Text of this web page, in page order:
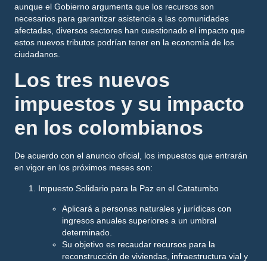
aunque el Gobierno argumenta que los recursos son
necesarios para garantizar asistencia a las comunidades
afectadas, diversos sectores han cuestionado el impacto que
estos nuevos tributos podrían tener en la economía de los
ciudadanos.
Los tres nuevos
impuestos y su impacto
en los colombianos
De acuerdo con el anuncio oficial, los impuestos que entrarán
en vigor en los próximos meses son:
Impuesto Solidario para la Paz en el Catatumbo
Aplicará a personas naturales y jurídicas con
ingresos anuales superiores a un umbral
determinado.
Su objetivo es recaudar recursos para la
reconstrucción de viviendas, infraestructura vial y